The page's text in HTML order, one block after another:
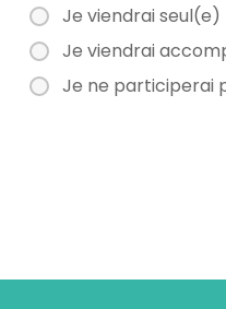
Je viendrai seul(e)
Je viendrai
Je ne participerai